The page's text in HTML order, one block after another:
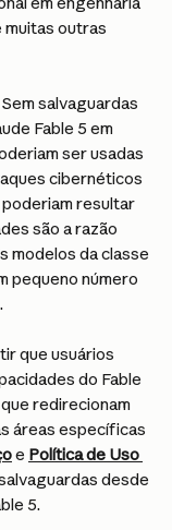
outras
salvaguardas
Fable 5 em
ser usadas
cibernéticos
poderiam resultar
são a razão
modelos da classe
pequeno número
que usuários
do Fable
redirecionam
áreas específicas
e Política de Uso
desde
5.